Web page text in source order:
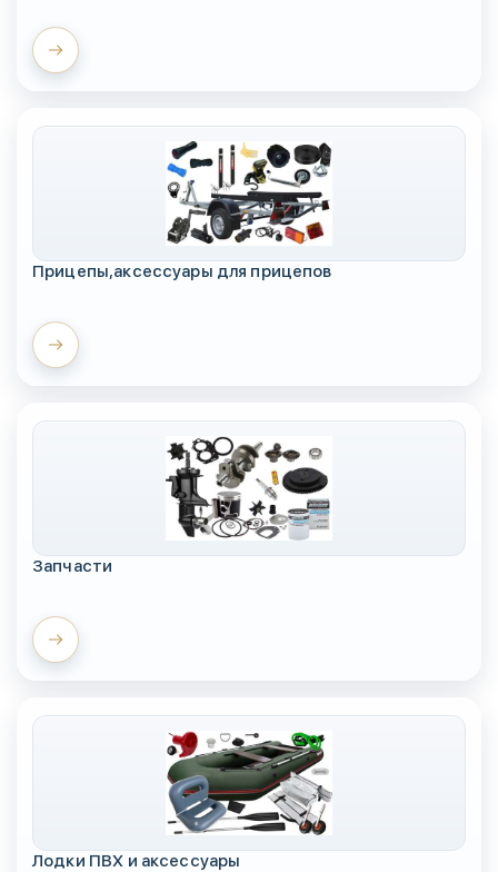
Прицепы,аксессуары для прицепов
Запчасти
Лодки ПВХ и аксессуары